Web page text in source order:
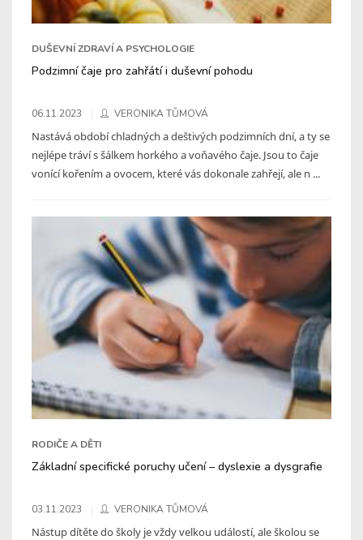
DUŠEVNÍ ZDRAVÍ A PSYCHOLOGIE
Podzimní čaje pro zahřátí i duševní pohodu
06.11.2023 VERONIKA TŮMOVÁ
Nastává období chladných a deštivých podzimních dní, a ty se
nejlépe tráví s šálkem horkého a voňavého čaje. Jsou to čaje
vonící kořením a ovocem, které vás dokonale zahřejí, ale n ...
RODIČE A DĚTI
Základní specifické poruchy učení – dyslexie a dysgrafie
03.11.2023 VERONIKA TŮMOVÁ
Nástup dítěte do školy je vždy velkou událostí, ale školou se